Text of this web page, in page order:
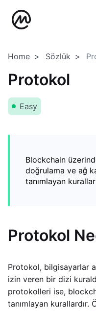
Home Sözlük
Protokol
Easy
Blockchain
doğrulama ve ağ
tanımlayan
Protokol
Protokol, bilgisayarlar
izin veren bir dizi
protokolleri ise,
tanımlayan kurallardır.